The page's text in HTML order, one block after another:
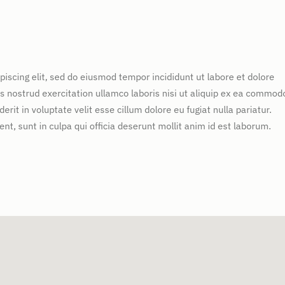
elit, sed do eiusmod tempor incididunt ut labore et dolore
nostrud exercitation ullamco laboris nisi ut aliquip ex ea
in voluptate velit esse cillum dolore eu fugiat nulla pariatur.
sunt in culpa qui officia deserunt mollit anim id est laborum.